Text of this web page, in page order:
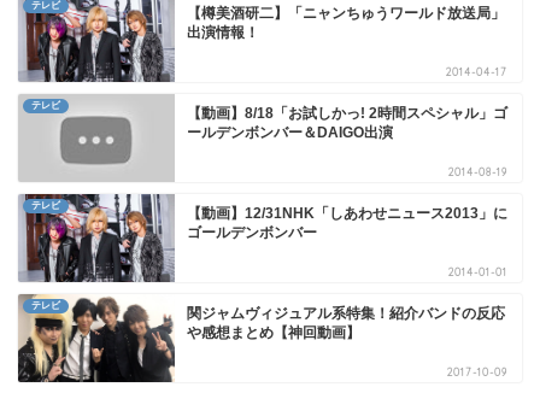
テレビ
【樽美酒研二】「ニャンちゅうワールド放送局」
出演情報！
2014-04-17
テレビ
【動画】8/18「お試しかっ! 2時間スペシャル」ゴ
ールデンボンバー＆DAIGO出演
2014-08-19
テレビ
【動画】12/31NHK「しあわせニュース2013」に
ゴールデンボンバー
2014-01-01
テレビ
関ジャムヴィジュアル系特集！紹介バンドの反応
や感想まとめ【神回動画】
2017-10-09